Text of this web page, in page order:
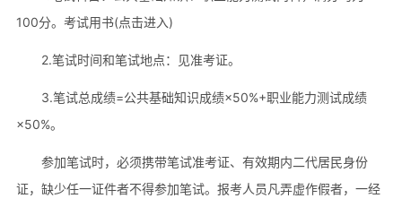
100分。考试用书(点击进入)
2.笔试时间和笔试地点：见准考证。
3.笔试总成绩=公共基础知识成绩×50%+职业能力测试成绩
×50%。
参加笔试时，必须携带笔试准考证、有效期内二代居民身份
证，缺少任一证件者不得参加笔试。报考人员凡弄虚作假者，一经